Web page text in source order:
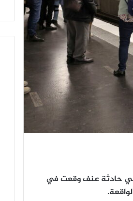
في حادثة عنف وقعت في